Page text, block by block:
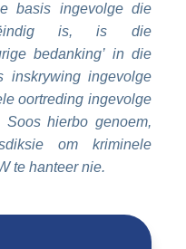
basis ingevolge die
is, is die
bedanking’ in die
inskrywing ingevolge
oortreding ingevolge
hierbo genoem,
om kriminele
te hanteer nie.